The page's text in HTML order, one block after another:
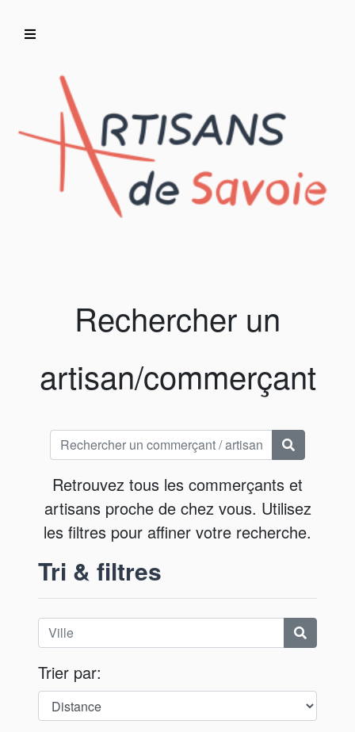
Accueil
Artisans/Commerçants
Rechercher un
artisan/commerçant
Retrouvez tous les commerçants et
artisans proche de chez vous. Utilisez
les filtres pour affiner votre recherche.
Tri & filtres
Trier par: